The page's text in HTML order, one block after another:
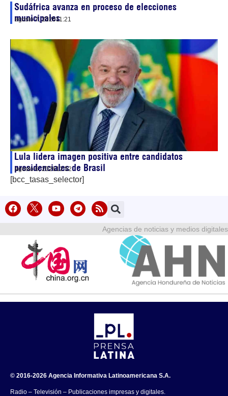
Sudáfrica avanza en proceso de elecciones
municipales
agosto 7, 202611:21
Lula lidera imagen positiva entre candidatos
presidenciales de Brasil
agosto 6, 202612:52
[bcc_tasas_selector]
Agencias de noticias y medios digitales
© 2016-2026 Agencia Informativa Latinoamericana S.A.
Radio – Televisión – Publicaciones impresas y digitales.